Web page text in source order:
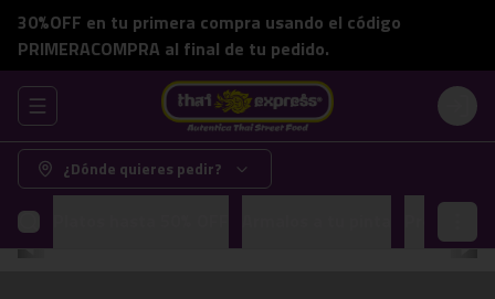
30%OFF en tu primera compra usando el código
PRIMERACOMPRA al final de tu pedido.
Abrir menu de navegación Login
¿Dónde quieres pedir?